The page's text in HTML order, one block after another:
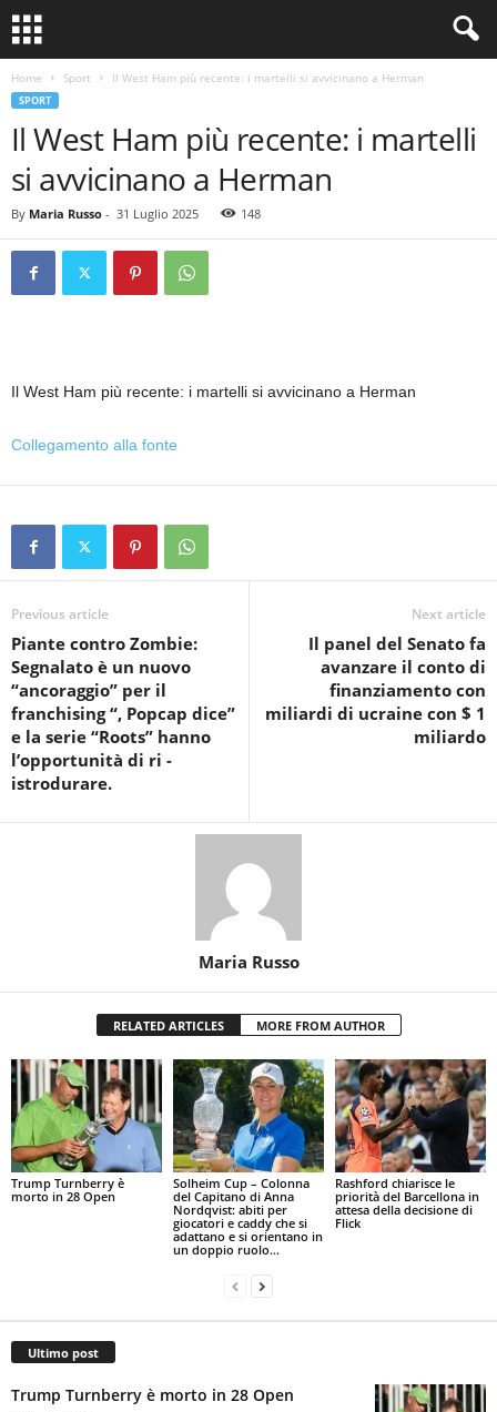
Home Sport Il West Ham più recente: i martelli si avvicinano a Herman
SPORT
Il West Ham più recente: i martelli
si avvicinano a Herman
By Maria Russo - 31 Luglio 2025 148
Il West Ham più recente: i martelli si avvicinano a Herman
Collegamento alla fonte
Previous article
Piante contro Zombie:
Segnalato è un nuovo
“ancoraggio” per il
franchising “, Popcap dice”
e la serie “Roots” hanno
l’opportunità di ri -
istrodurare.
Next article
Il panel del Senato fa
avanzare il conto di
finanziamento con
miliardi di ucraine con $ 1
miliardo
Maria Russo
RELATED ARTICLES MORE FROM AUTHOR
Trump Turnberry è
morto in 28 Open
Solheim Cup – Colonna
del Capitano di Anna
Nordqvist: abiti per
giocatori e caddy che si
adattano e si orientano in
un doppio ruolo...
Rashford chiarisce le
priorità del Barcellona in
attesa della decisione di
Flick
Ultimo post
Trump Turnberry è morto in 28 Open